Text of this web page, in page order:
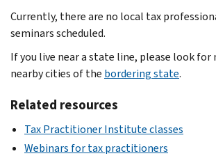
Currently, there are no local tax
seminars scheduled.
If you live near a state line, please look for
nearby cities of the bordering state.
Related resources
Tax Practitioner Institute classes
Webinars for tax practitioners